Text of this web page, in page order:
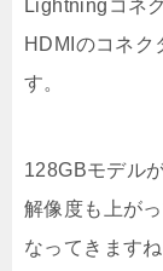
Lightningコネ
HDMIのコネク
す。
128GBモデル
解像度も上が
なってきますね